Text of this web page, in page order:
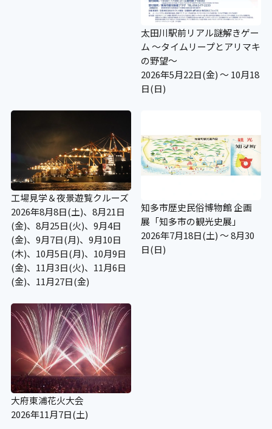
太田川駅前リアル謎解きゲー
ム ～タイムリープとアリマキ
の野望～
2026年5月22日(金) ～ 10月18
日(日)
工場見学＆夜景遊覧クルーズ
2026年8月8日(土)、8月21日
(金)、8月25日(火)、9月4日
(金)、9月7日(月)、9月10日
(木)、10月5日(月)、10月9日
(金)、11月3日(火)、11月6日
(金)、11月27日(金)
知多市歴史民俗博物館 企画
展「知多市の観光史展」
2026年7月18日(土) ～ 8月30
日(日)
大府東浦花火大会
2026年11月7日(土)